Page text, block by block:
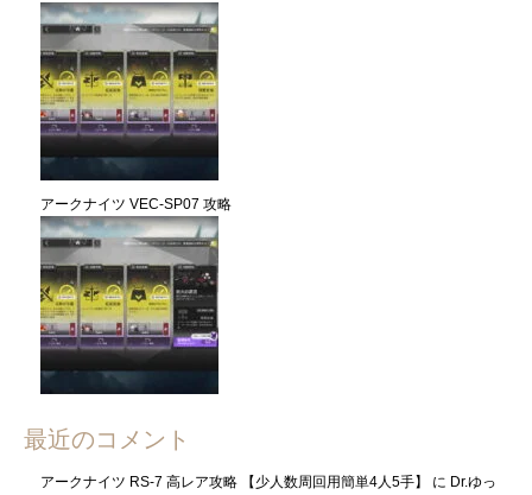
アークナイツ VEC-SP07 攻略
最近のコメント
アークナイツ RS-7 高レア攻略 【少人数周回用簡単4人5手】 に Dr.ゆっ